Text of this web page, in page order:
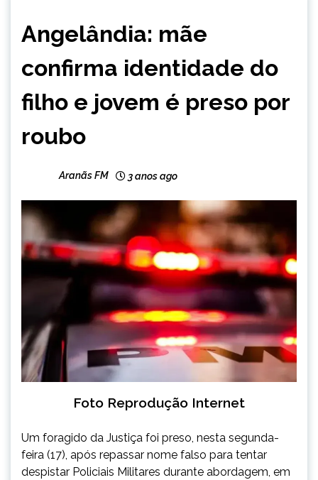
MINAS
GERAIS
NOTÍCIAS
Angelândia: mãe
confirma identidade do
filho e jovem é preso por
roubo
Aranãs FM 3 anos ago
Foto Reprodução Internet
Um foragido da Justiça foi preso, nesta segunda-
feira (17), após repassar nome falso para tentar
despistar Policiais Militares durante abordagem, em